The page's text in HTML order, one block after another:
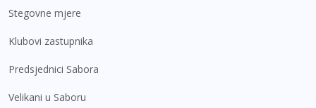
Stegovne mjere
Klubovi zastupnika
Predsjednici Sabora
Velikani u Saboru